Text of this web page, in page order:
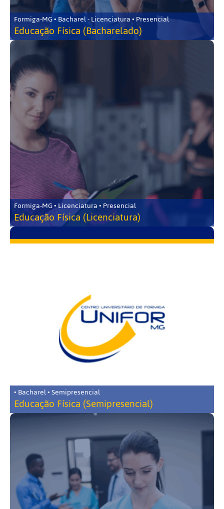
Formiga-MG • Bacharel - Licenciatura • Presencial
Educação Física (Bacharelado)
Formiga-MG • Licenciatura • Presencial
Educação Física (Licenciatura)
• Bacharel • Semipresencial
Educação Física (Semipresencial)